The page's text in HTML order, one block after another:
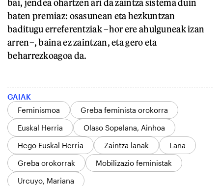
bai, jendea ohartzen ari da zaintza sistema duin
baten premiaz: osasunean eta hezkuntzan
baditugu erreferentziak –hor ere ahulguneak izan
arren–, baina ez zaintzan, eta gero eta
beharrezkoagoa da.
GAIAK
Feminismoa
Greba feminista orokorra
Euskal Herria
Olaso Sopelana, Ainhoa
Hego Euskal Herria
Zaintza lanak
Lana
Greba orokorrak
Mobilizazio feministak
Urcuyo, Mariana